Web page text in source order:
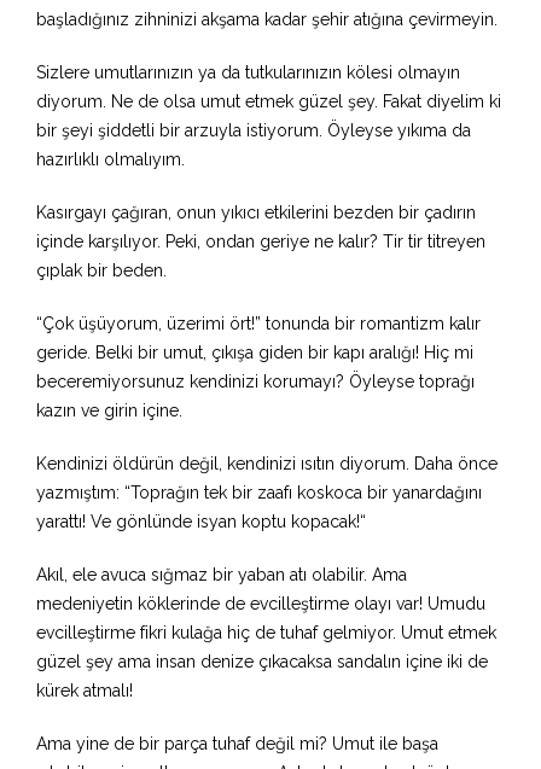
başladığınız zihninizi akşama kadar şehir atığına çevirmeyin.
Sizlere umutlarınızın ya da tutkularınızın kölesi olmayın
diyorum. Ne de olsa umut etmek güzel şey. Fakat diyelim ki
bir şeyi şiddetli bir arzuyla istiyorum. Öyleyse yıkıma da
hazırlıklı olmalıyım.
Kasırgayı çağıran, onun yıkıcı etkilerini bezden bir çadırın
içinde karşılıyor. Peki, ondan geriye ne kalır? Tir tir titreyen
çıplak bir beden.
“Çok üşüyorum, üzerimi ört!” tonunda bir romantizm kalır
geride. Belki bir umut, çıkışa giden bir kapı aralığı! Hiç mi
beceremiyorsunuz kendinizi korumayı? Öyleyse toprağı
kazın ve girin içine.
Kendinizi öldürün değil, kendinizi ısıtın diyorum. Daha önce
yazmıştım: “Toprağın tek bir zaafı koskoca bir yanardağını
yarattı! Ve gönlünde isyan koptu kopacak!“
Akıl, ele avuca sığmaz bir yaban atı olabilir. Ama
medeniyetin köklerinde de evcilleştirme olayı var! Umudu
evcilleştirme fikri kulağa hiç de tuhaf gelmiyor. Umut etmek
güzel şey ama insan denize çıkacaksa sandalın içine iki de
kürek atmalı!
Ama yine de bir parça tuhaf değil mi? Umut ile başa